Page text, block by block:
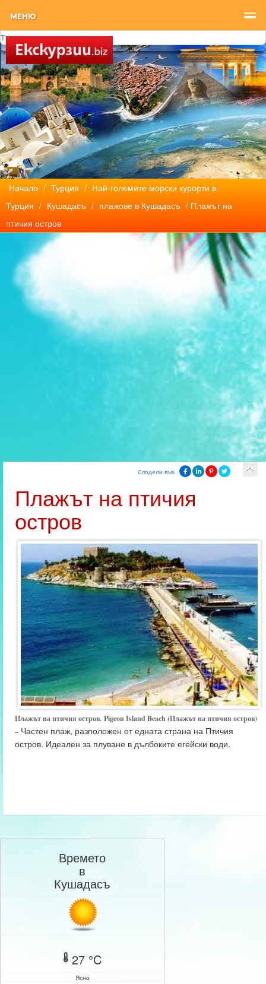
МЕНЮ
Начало / Турция / Най-големите морски курорти в
Турция / Кушадасъ / плажове в Кушадасъ / Плажът на
птичия остров
Сподели във:
Плажът на птичия
остров
Плажът на птичия остров. Pigeon Island Beach (Плажът на птичия остров)
– Частен плаж, разположен от едната страна на Птичия
остров. Идеален за плуване в дълбоките егейски води.
Времето
в
Кушадасъ
27 °C
Ясно